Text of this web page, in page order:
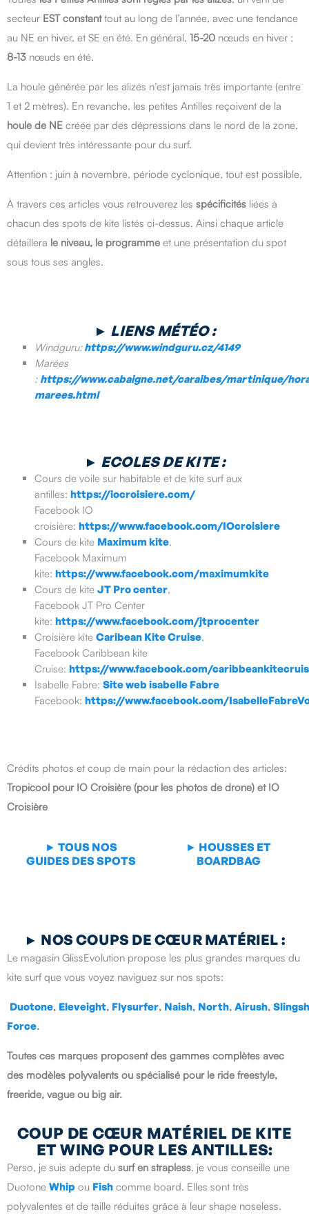
secteur EST constanttout au long de l’année, avec une tendance
au NE en hiver, et SE en été. En général, 15-20 nœuds en hiver ;
8-13 nœuds en été.
La houle générée par les alizés n’est jamais très importante (entre
1 et 2 mètres). En revanche, les petites Antilles reçoivent de la
houle de NE créée par des dépressions dans le nord de la zone,
qui devient très intéressante pour du surf.
Attention : juin à novembre, période cyclonique, tout est possible.
À travers ces articles vous retrouverez les spécificités liées à
chacun des spots de kite listés ci-dessus. Ainsi chaque article
détaillera le niveau, le programme et une présentation du spot
sous tous ses angles.
► LIENS MÉTÉO :
Windguru:https://www.windguru.cz/4149
Marées
: https://www.cabaigne.net/caraibes/martinique/
marees.html
► ECOLES DE KITE :
Cours de voile sur habitable et de kite surf aux
antilles: https://iocroisiere.com/
Facebook IO
croisière: https://www.facebook.com/IOcroisiere
Cours de kite Maximum kite,
Facebook Maximum
kite: https://www.facebook.com/maximumkite
Cours de kite JT Pro center,
Facebook JT Pro Center
kite: https://www.facebook.com/jtprocenter
Croisière kite Caribean Kite Cruise,
Facebook Caribbean kite
Cruise: https://www.facebook.com/
Isabelle Fabre: Site web isabelle Fabre
Facebook: https://www.facebook.com/
Crédits photos et coup de main pour la rédaction des articles:
Tropicool pour IO Croisière (pour les photos de drone) et IO
Croisière
► TOUS NOS
GUIDES DES SPOTS
► HOUSSES ET
BOARDBAG
► NOS COUPS DE CŒUR MATÉRIEL :
Le magasin GlissEvolution propose les plus grandes marques du
kite surf que vous voyez naviguez sur nos spots:
Duotone, Eleveight, Flysurfer, Naish, North, Airush,
Force.
Toutes ces marques proposent des gammes complètes avec
des modèles polyvalents ou spécialisé pour le ride freestyle,
freeride, vague ou big air.
COUP DE CŒUR MATÉRIEL DE KITE
ET WING POUR LES ANTILLES:
Perso, je suis adepte du surf en strapless, je vous conseille une
Duotone Whip ou Fish comme board. Elles sont très
polyvalentes et de taille réduites grâce à leur shape noseless.